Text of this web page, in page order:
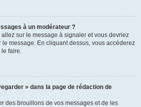
à un modérateur ?
allez sur le message à signaler et vous devriez
message. En cliquant dessus, vous accéderez
le faire.
» dans la page de rédaction de
des brouillons de vos messages et de les